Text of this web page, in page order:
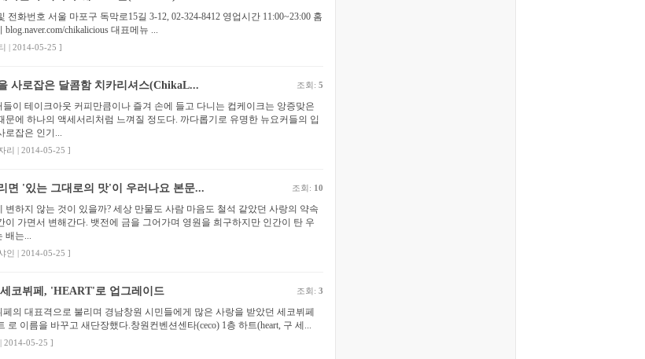
전화번호 서울 마포구 독막로15길 3-12, 02-324-8412 영업시간 11:00~23:00 홈
blog.naver.com/chikalicious 대표메뉴 ...
| 2014-05-25 ]
사로잡은 달콤함 치카리셔스(ChikaL... 조회: 5
들이 테이크아웃 커피만큼이나 즐겨 손에 들고 다니는 컵케이크는 앙증맞은
문에 하나의 액세서리처럼 느껴질 정도다. 까다롭기로 유명한 뉴요커들의 입
로잡은 인기...
리 | 2014-05-25 ]
면 '있는 그대로의 맛'이 우러나요 본문... 조회: 10
변하지 않는 것이 있을까? 세상 만물도 사람 마음도 철석 같았던 사랑의 약속
이 가면서 변해간다. 뱃전에 금을 그어가며 영원을 희구하지만 인간이 탄 우
배는...
인 | 2014-05-25 ]
코뷔페, 'HEART'로 업그레이드 조회: 3
페의 대표격으로 불리며 경남창원 시민들에게 많은 사랑을 받았던 세코뷔페
로 이름을 바꾸고 새단장했다.창원컨벤션센타(ceco) 1층 하트(heart, 구 세...
2014-05-25 ]